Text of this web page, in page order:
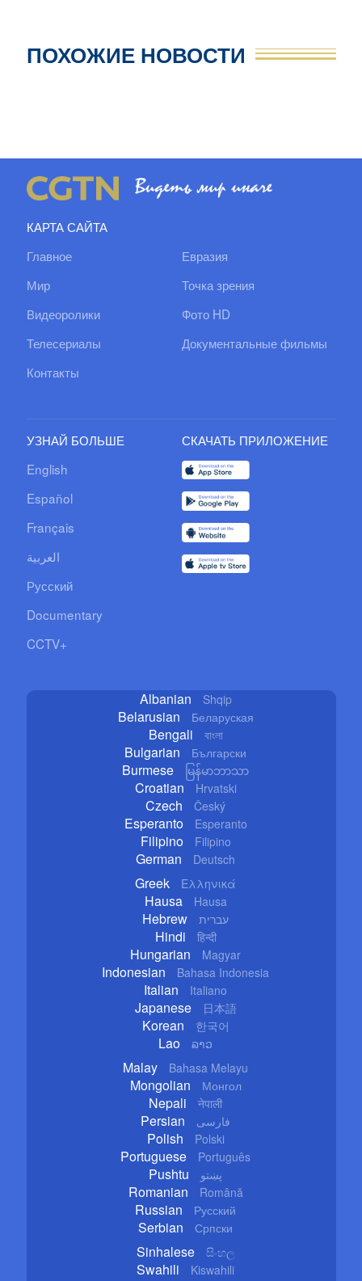
ПОХОЖИЕ НОВОСТИ
КАРТА САЙТА
Главное
Евразия
Мир
Точка зрения
Видеоролики
Фото HD
Телесериалы
Документальные фильмы
Контакты
УЗНАЙ БОЛЬШЕ
English
Español
Français
العربية
Русский
Documentary
CCTV+
СКАЧАТЬ ПРИЛОЖЕНИЕ
Albanian Shqip
Belarusian Беларуская
Bengali বাংলা
Bulgarian Български
Burmese မြန်မာဘာသာ
Croatian Hrvatski
Czech Český
Esperanto Esperanto
Filipino Filipino
German Deutsch
Greek Ελληνικά
Hausa Hausa
Hebrew עברית
Hindi हिन्दी
Hungarian Magyar
Indonesian Bahasa Indonesia
Italian Italiano
Japanese 日本語
Korean 한국어
Lao ລາວ
Malay Bahasa Melayu
Mongolian Монгол
Nepali नेपाली
Persian فارسی
Polish Polski
Portuguese Português
Pushtu پښتو
Romanian Română
Russian Русский
Serbian Српски
Sinhalese සිංහල
Swahili Kiswahili